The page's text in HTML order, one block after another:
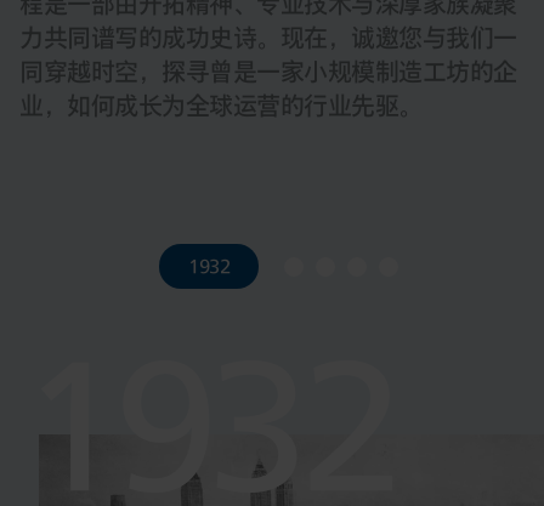
力共同谱写的成功史诗。现在，诚邀您与我们一
同穿越时空，探寻曾是一家小规模制造工坊的企
业，如何成长为全球运营的行业先驱。
1932
1932